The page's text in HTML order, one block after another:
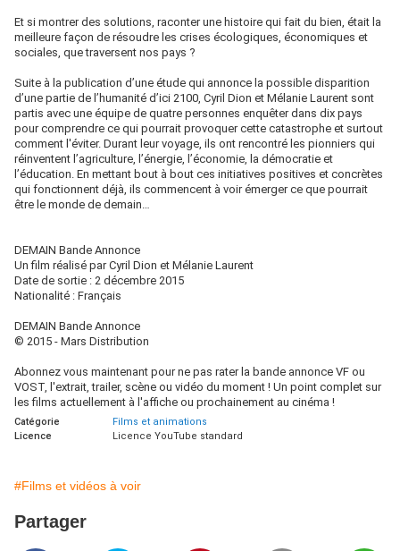
Et si montrer des solutions, raconter une histoire qui fait du bien, était la
meilleure façon de résoudre les crises écologiques, économiques et
sociales, que traversent nos pays ?
Suite à la publication d’une étude qui annonce la possible disparition
d’une partie de l’humanité d’ici 2100, Cyril Dion et Mélanie Laurent sont
partis avec une équipe de quatre personnes enquêter dans dix pays
pour comprendre ce qui pourrait provoquer cette catastrophe et surtout
comment l'éviter. Durant leur voyage, ils ont rencontré les pionniers qui
réinventent l’agriculture, l’énergie, l’économie, la démocratie et
l’éducation. En mettant bout à bout ces initiatives positives et concrètes
qui fonctionnent déjà, ils commencent à voir émerger ce que pourrait
être le monde de demain…
DEMAIN Bande Annonce
Un film réalisé par Cyril Dion et Mélanie Laurent
Date de sortie : 2 décembre 2015
Nationalité : Français
DEMAIN Bande Annonce
© 2015 - Mars Distribution
Abonnez vous maintenant pour ne pas rater la bande annonce VF ou
VOST, l'extrait, trailer, scène ou vidéo du moment ! Un point complet sur
les films actuellement à l'affiche ou prochainement au cinéma !
Catégorie
Films et animations
Licence
Licence YouTube standard
#Films et vidéos à voir
Partager